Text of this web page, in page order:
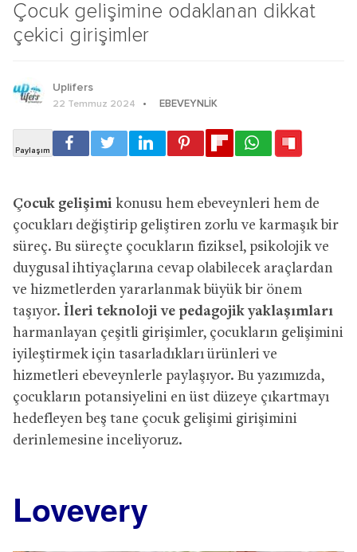
Çocuk gelişimine odaklanan dikkat
çekici girişimler
Uplifers
22 Temmuz 2024 EBEVEYNLIK
Çocuk gelişimi konusu hem ebeveynleri hem de
çocukları değiştirip geliştiren zorlu ve karmaşık bir
süreç. Bu süreçte çocukların fiziksel, psikolojik ve
duygusal ihtiyaçlarına cevap olabilecek araçlardan
ve hizmetlerden yararlanmak büyük bir önem
taşıyor. İleri teknoloji ve pedagojik yaklaşımları
harmanlayan çeşitli girişimler, çocukların gelişimini
iyileştirmek için tasarladıkları ürünleri ve
hizmetleri ebeveynlerle paylaşıyor. Bu yazımızda,
çocukların potansiyelini en üst düzeye çıkartmayı
hedefleyen beş tane çocuk gelişimi girişimini
derinlemesine inceliyoruz.
Lovevery